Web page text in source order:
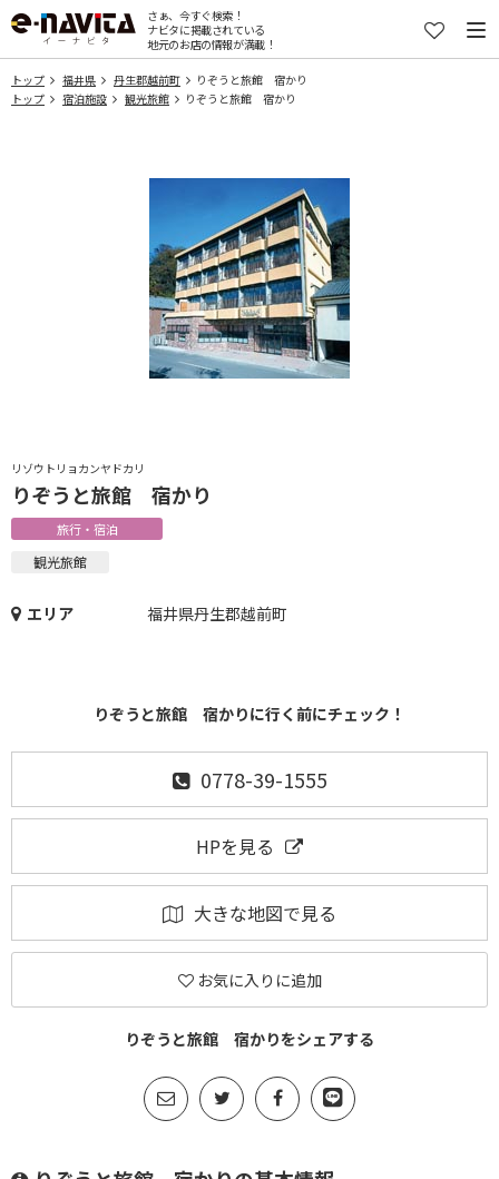
さぁ、今すぐ検索！
ナビタに掲載されている
地元のお店の情報が満載！
トップ 福井県 丹生郡越前町
りぞうと旅館 宿かり
トップ
宿泊施設 観光旅館 りぞうと旅館 宿かり
リゾウトリョカンヤドカリ
りぞうと旅館 宿かり
旅行・宿泊
観光旅館
エリア 福井県丹生郡越前町
りぞうと旅館 宿かりに行く前にチェック！
0778-39-1555
HPを見る
大きな地図で見る
お気に入りに追加
りぞうと旅館 宿かりをシェアする